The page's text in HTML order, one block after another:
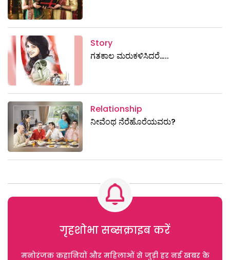
Story
ಗತಕಾಲ ಮರುಕಳಿಸಿದರೆ…..
Relationship
ನೀವೆಂಥ ನೆರೆಹೊರೆಯವರು?
गृहशोभा सब्सक्राइब करें
मनोरंजक कहानियों और महिलाओं से जुड़ी हर नई खबर के